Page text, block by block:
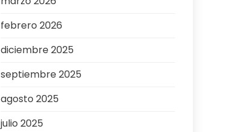
febrero 2026
diciembre 2025
septiembre 2025
agosto 2025
julio 2025